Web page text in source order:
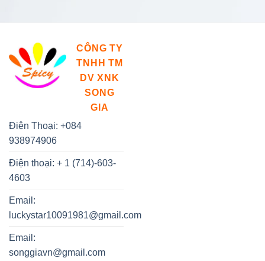
CÔNG TY
TNHH TM
DV XNK
SONG
GIA
Điện Thoại: +084
938974906
Điện thoại: + 1 (714)-603-
4603
Email:
luckystar10091981@gmail.com
Email:
songgiavn@gmail.com